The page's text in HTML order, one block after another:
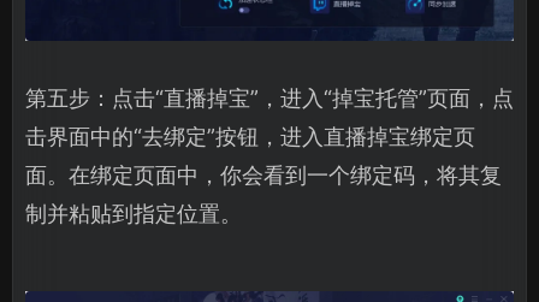
第五步：点击“直播掉宝”，进入“掉宝托管”页面，点
击界面中的“去绑定”按钮，进入直播掉宝绑定页
面。在绑定页面中，你会看到一个绑定码，将其复
制并粘贴到指定位置。